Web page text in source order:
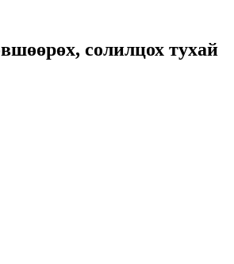
солилцох тухай